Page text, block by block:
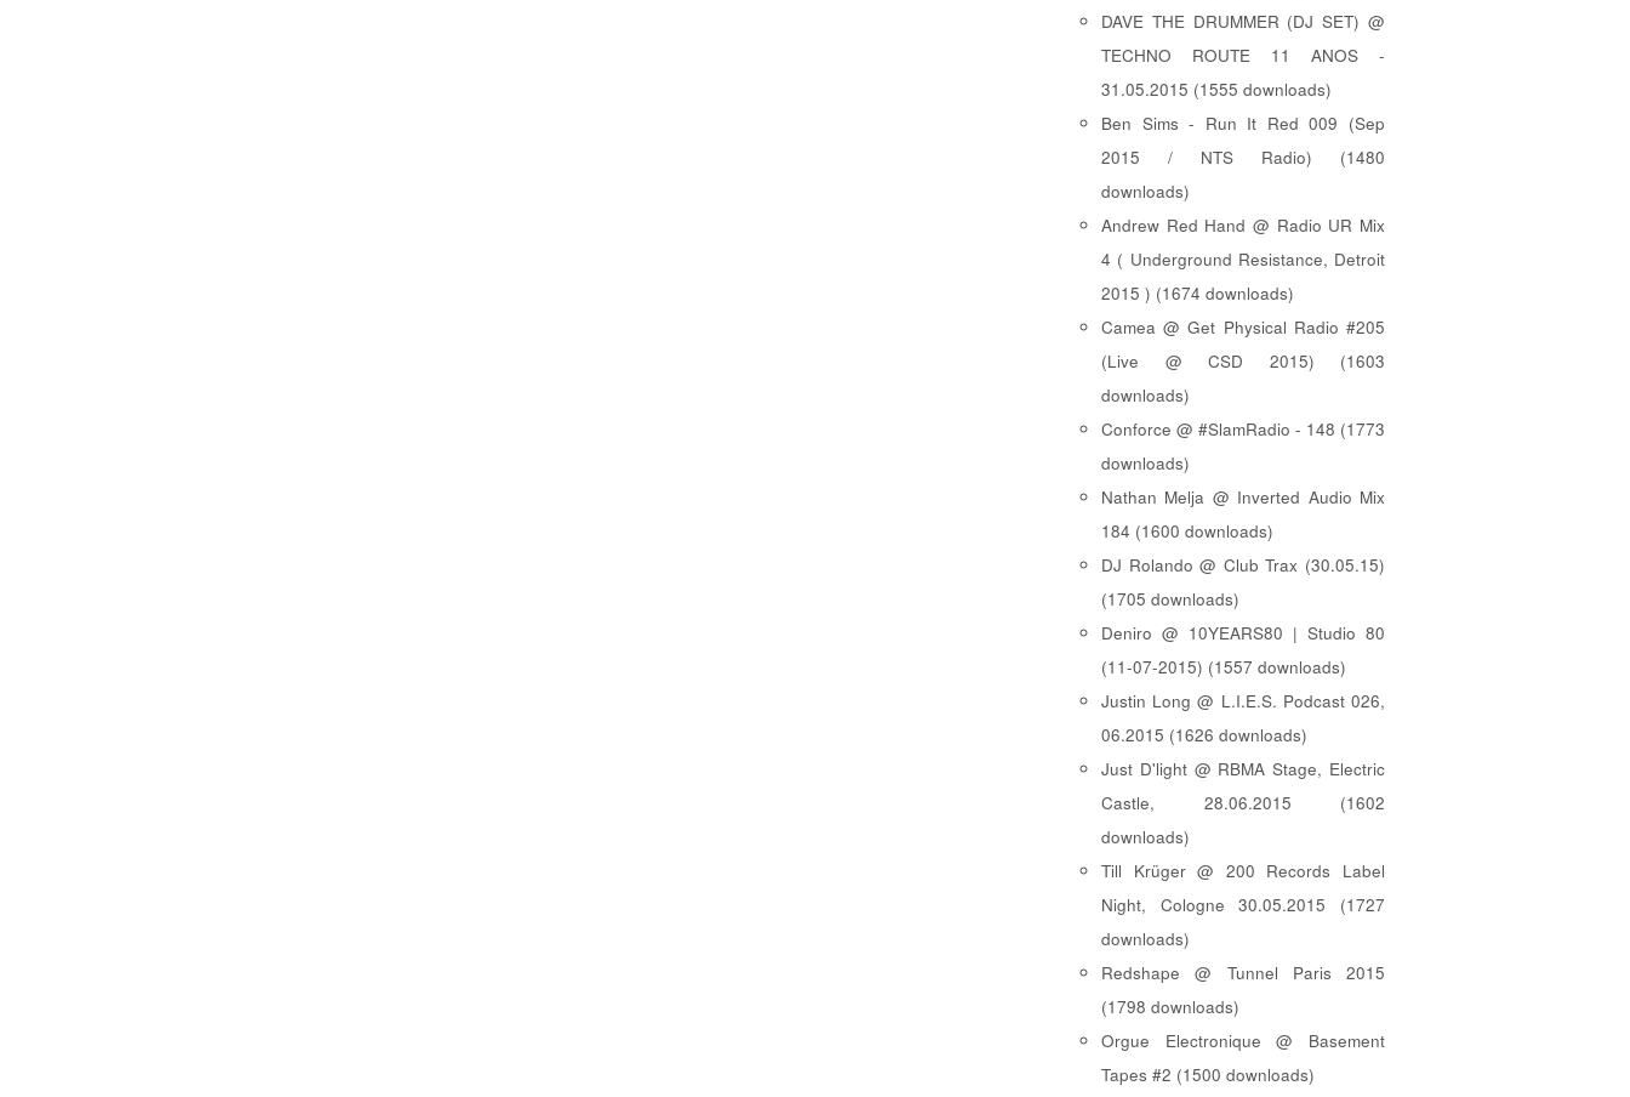
DAVE THE DRUMMER (DJ SET) @
TECHNO ROUTE 11 ANOS -
31.05.2015 (1555 downloads)
Ben Sims - Run It Red 009 (Sep
2015 / NTS Radio) (1480
downloads)
Andrew Red Hand @ Radio UR Mix
4 ( Underground Resistance, Detroit
2015 ) (1674 downloads)
Camea @ Get Physical Radio #205
(Live @ CSD 2015) (1603
downloads)
Conforce @ #SlamRadio - 148 (1773
downloads)
Nathan Melja @ Inverted Audio Mix
184 (1600 downloads)
DJ Rolando @ Club Trax (30.05.15)
(1705 downloads)
Deniro @ 10YEARS80 | Studio 80
(11-07-2015) (1557 downloads)
Justin Long @ L.I.E.S. Podcast 026,
06.2015 (1626 downloads)
Just D'light @ RBMA Stage, Electric
Castle, 28.06.2015 (1602
downloads)
Till Krüger @ 200 Records Label
Night, Cologne 30.05.2015 (1727
downloads)
Redshape @ Tunnel Paris 2015
(1798 downloads)
Orgue Electronique @ Basement
Tapes #2 (1500 downloads)